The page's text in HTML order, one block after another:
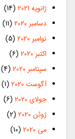
ژانویه 2021
(14)
دسامبر 2020
(11)
نوامبر 2020
(5)
اکتبر 2020
(6)
سپتامبر 2020
(4)
آگوست 2020
(1)
جولای 2020
(6)
ژوئن 2020
(2)
می 2020
(10)